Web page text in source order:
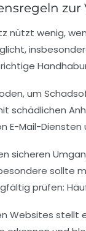
nützt wenig,
um
schädlichen
E-Mail-
sicheren
sollte
prüfen:
Websites stellt